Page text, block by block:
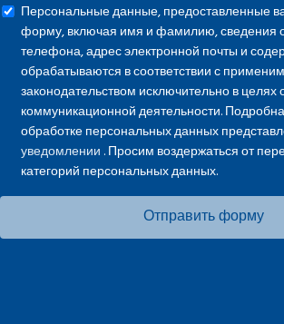
Персональные данные, предоставленные
форму, включая имя и фамилию, сведения
телефона, адрес электронной почты и
обрабатываются в соответствии с
законодательством исключительно в целях
коммуникационной деятельности.
обработке персональных данных
уведомлении . Просим воздержаться от
категорий персональных данных.
Отправить форму